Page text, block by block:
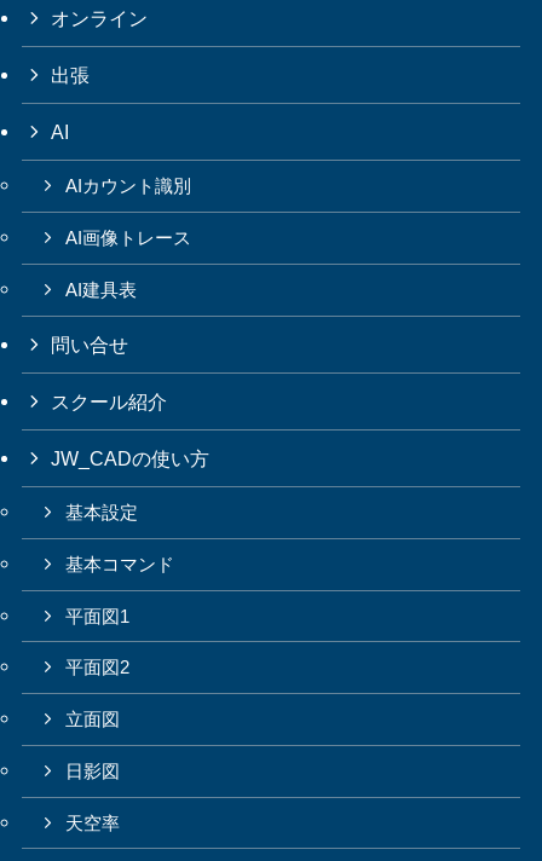
オンライン
出張
AI
AIカウント識別
AI画像トレース
AI建具表
問い合せ
スクール紹介
JW_CADの使い方
基本設定
基本コマンド
平面図1
平面図2
立面図
日影図
天空率